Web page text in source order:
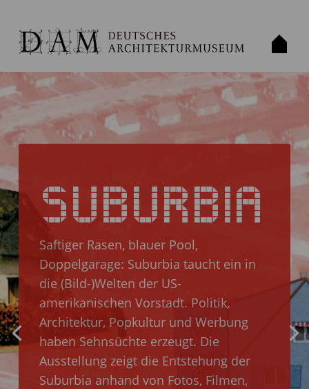
SUBURBIA
Saftiger Rasen, blauer Pool,
Doppelgarage: Suburbia taucht ein in
die (Bild-)Welten der US-
amerikanischen Vorstadt. Politik,
Architektur, Popkultur und Werbung
haben Sehnsüchte erzeugt. Die
Ausstellung zeigt die Entstehung der
Suburbia anhand von Fotos, Filmen,
PLAN.
WERK.
STADT.